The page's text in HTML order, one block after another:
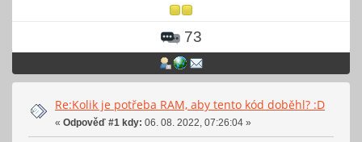
73
Re:Kolik je potřeba RAM, aby tento kód doběhl? :D
« Odpověď #1 kdy: 06. 08. 2022, 07:26:04 »